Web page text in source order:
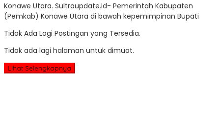
Update
Konawe Utara. Sultraupdate.id- Pemerintah Kabupaten
(Pemkab) Konawe Utara di bawah kepemimpinan Bupati
Tidak Ada Lagi Postingan yang Tersedia.
Tidak ada lagi halaman untuk dimuat.
Lihat Selengkapnya